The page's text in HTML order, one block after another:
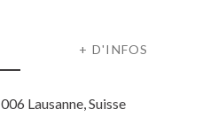
+ D'INFOS
Lausanne, Suisse